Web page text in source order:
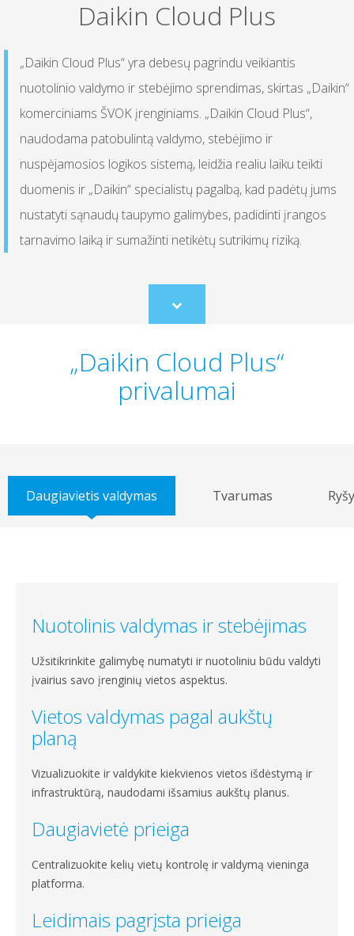
Daikin Cloud Plus
„Daikin Cloud Plus“ yra debesų pagrindu veikiantis
nuotolinio valdymo ir stebėjimo sprendimas, skirtas „Daikin“
komerciniams ŠVOK įrenginiams. „Daikin Cloud Plus“,
naudodama patobulintą valdymo, stebėjimo ir
nuspėjamosios logikos sistemą, leidžia realiu laiku teikti
duomenis ir „Daikin“ specialistų pagalbą, kad padėtų jums
nustatyti sąnaudų taupymo galimybes, padidinti įrangos
tarnavimo laiką ir sumažinti netikėtų sutrikimų riziką.
Scroll
to
„Daikin Cloud Plus“
privalumai
Daugiavietis valdymas Tvarumas
Nuotolinis valdymas ir stebėjimas
Užsitikrinkite galimybę numatyti ir nuotoliniu būdu valdyti
įvairius savo įrenginių vietos aspektus.
Vietos valdymas pagal aukštų
planą
Vizualizuokite ir valdykite kiekvienos vietos išdėstymą ir
infrastruktūrą, naudodami išsamius aukštų planus.
Daugiavietė prieiga
Centralizuokite kelių vietų kontrolę ir valdymą vieninga
platforma.
Leidimais pagrįsta prieiga